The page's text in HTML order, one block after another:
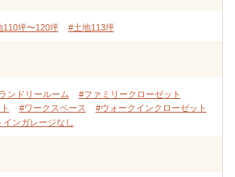
110坪〜120坪 #土地113坪
ンドリールーム
#ファミリークローゼット
#ワークスペース
#ウォークインクローゼット
インガレージなし